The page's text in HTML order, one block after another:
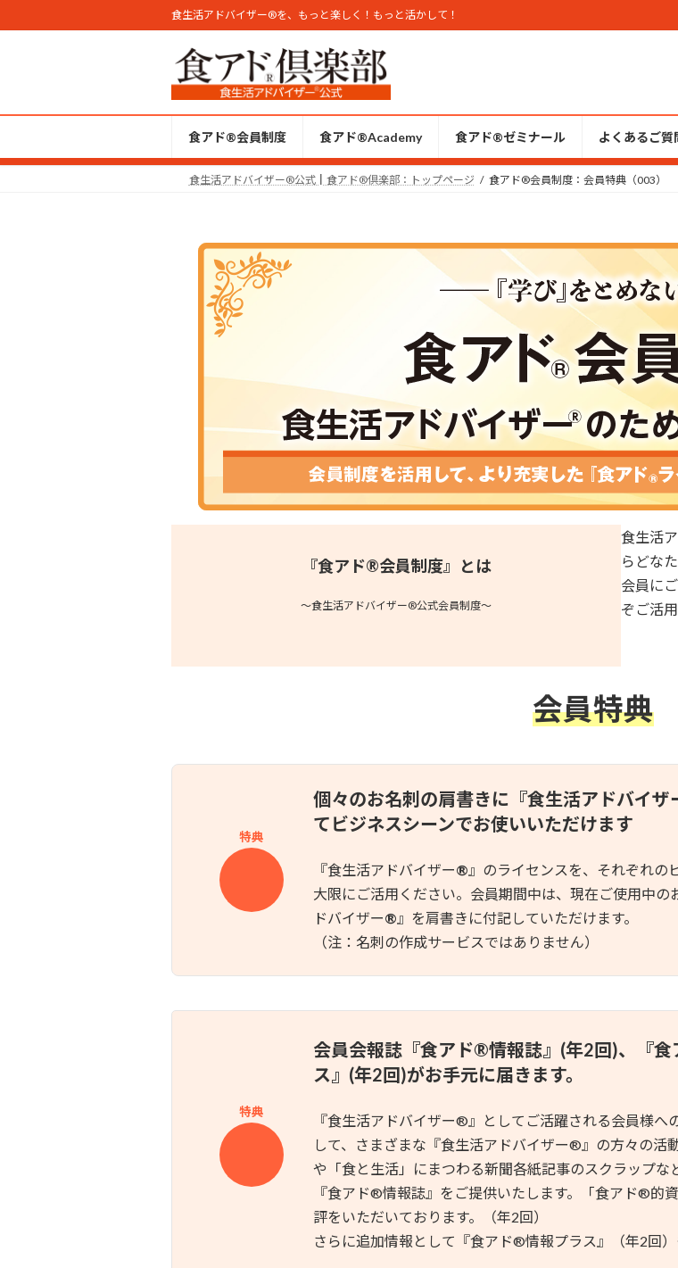
ン
へ
キ
ビ
ョ
に
食生活アドバイザー®︎を、もっと楽しく！もっと活かして！
食アド®会員制度 食アド®︎Academy 食アド®ゼミナール よくあるご質
食生活アドバイザー®︎公式┃食アド®︎倶楽部：トップページ 食アド®︎会員制度：会員特典（003）
『食アド®会員制度』 とは
〜食生活アドバイザー®︎公式会員制度〜
食生活
らどな
会員に
ぞご活
会員特典
特典
個々のお名刺の肩書きに『食生活アドバイザ
てビジネスシーンでお使いいただけます
『食生活アドバイザー® 』のライセンスを、それぞれの
大限にご活用ください。会員期間中は、現在ご使用中の
ドバイザー® 』を肩書きに付記していただけます。
（注：名刺の作成サービスではありません）
特典
会員会報誌『食アド®情報誌』(年2回)、『
ス』(年2回)がお手元に届きます。
『食生活アドバイザー®︎』としてご活躍される会員様へ
して、さまざまな『食生活アドバイザー®︎』の方々の活
や「食と生活」にまつわる新聞各紙記事のスクラップな
『食アド®︎情報誌』をご提供いたします。「食アド®︎的
評をいただいております。（年2回）
さらに追加情報として『食アド®︎情報プラス』（年2回）